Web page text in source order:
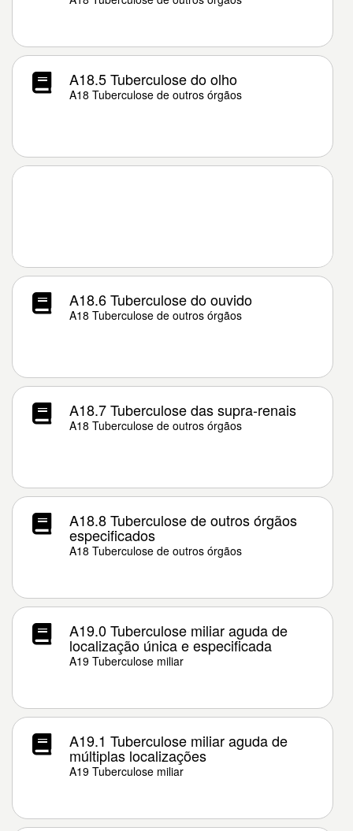
A18.5 Tuberculose do olho
A18 Tuberculose de outros órgãos
A18.6 Tuberculose do ouvido
A18 Tuberculose de outros órgãos
A18.7 Tuberculose das supra-renais
A18 Tuberculose de outros órgãos
A18.8 Tuberculose de outros órgãos
especificados
A18 Tuberculose de outros órgãos
A19.0 Tuberculose miliar aguda de
localização única e especificada
A19 Tuberculose miliar
A19.1 Tuberculose miliar aguda de
múltiplas localizações
A19 Tuberculose miliar